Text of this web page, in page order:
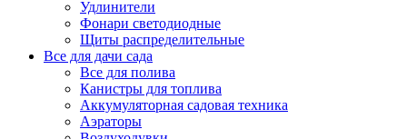
Удлинители
Фонари светодиодные
Щиты распределительные
Все для дачи сада
Все для полива
Канистры для топлива
Аккумуляторная садовая техника
Аэраторы